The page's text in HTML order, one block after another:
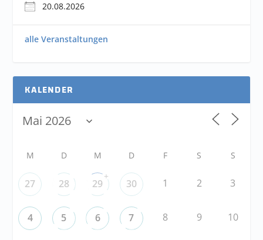
20.08.2026
alle Veranstaltungen
KALENDER
M D M D F S S
27 28 29
+
30 1 2 3
4 5 6 7 8 9 10